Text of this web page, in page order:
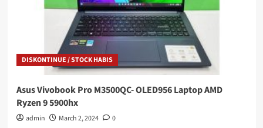
DISKONTINUE / STOCK HABIS
Asus Vivobook Pro M3500QC- OLED956 Laptop AMD
Ryzen 9 5900hx
admin March 2, 2024 0